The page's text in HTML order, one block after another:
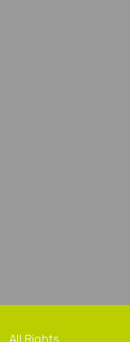
Rights